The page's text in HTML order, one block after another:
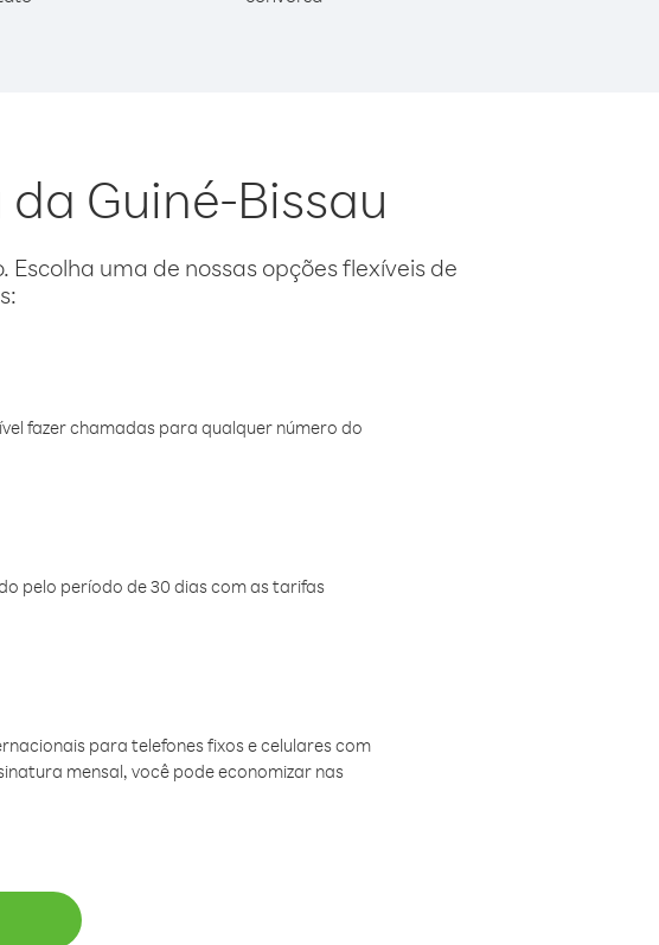
Guiné-Bissau
uma de nossas opções flexíveis de
fazer chamadas para qualquer número do
pelo período de 30 dias com as tarifas
para telefones fixos e celulares com
mensal, você pode economizar nas